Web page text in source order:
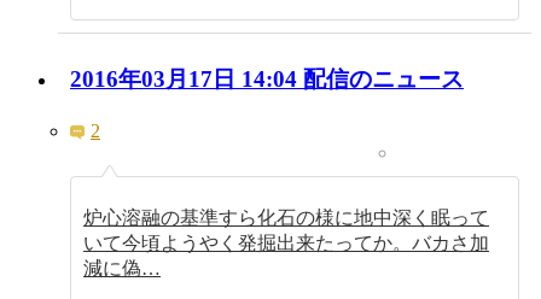
2016年03月17日 14:04 配信のニュース
2
炉心溶融の基準すら化石の様に地中深く眠って
いて今頃ようやく発掘出来たってか。バカさ加
減に偽…